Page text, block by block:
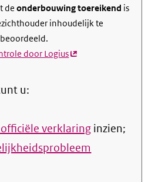
deonderbouwing toereikend is
inhoudelijk te
door Logius(externe
u:
verklaring inzien;